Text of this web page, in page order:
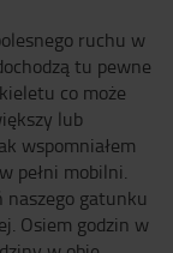
ruchu w
tu pewne
co może
lub
wspomniałem
pełni mobilni.
gatunku
Osiem godzin w